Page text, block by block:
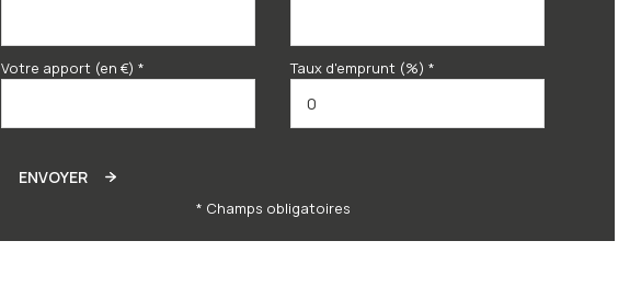
Votre apport (en €) * Taux d'emprunt (%) *
ENVOYER
* Champs obligatoires